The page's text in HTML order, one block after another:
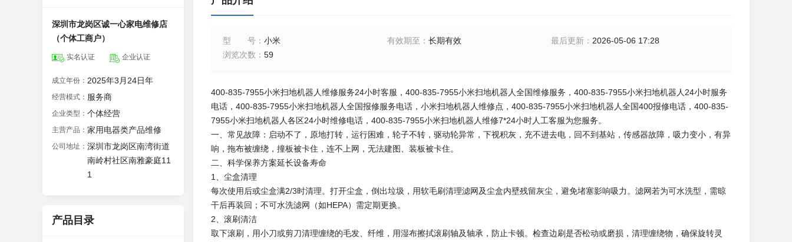
深圳市龙岗区诚一心家电维修店
（个体工商户）
实名认证 企业认证
成立年份： 2025年3月24日年
经营模式： 服务商
企业类型： 个体经营
主营产品： 家用电器类产品维修
公司地址： 深圳市龙岗区南湾街道
南岭村社区南雅豪庭11
1
产品目录
型号 ： 小米 有效期至 ： 长期有效 最后更新 ： 2026-05-06 17:28
浏览次数 ： 59
400-835-7955小米扫地机器人维修服务24小时客服，400-835-7955小米扫地机器人全国维修服务，400-835-7955小米扫地机器人24小时服务
电话，400-835-7955小米扫地机器人全国报修服务电话，小米扫地机器人维修点，400-835-7955小米扫地机器人全国400报修电话，400-835-
7955小米扫地机器人各区24小时维修电话，400-835-7955小米扫地机器人维修7*24小时人工客服为您服务。
一、常见故障：启动不了，原地打转，运行困难，轮子不转，驱动轮异常，下视积灰，充不进去电，回不到基站，传感器故障，吸力变小，有异
响，拖布被缠绕，撞板被卡住，连不上网，无法建图、装板被卡住。
二、科学保养方案延长设备寿命
1、尘盒清理
每次使用后或尘盒满2/3时清理。打开尘盒，倒出垃圾，用软毛刷清理滤网及尘盒内壁残留灰尘，避免堵塞影响吸力。滤网若为可水洗型，需晾
干后再装回；不可水洗滤网（如HEPA）需定期更换。
2、滚刷清洁
取下滚刷，用小刀或剪刀清理缠绕的毛发、纤维，用湿布擦拭滚刷轴及轴承，防止卡顿。检查边刷是否松动或磨损，清理缠绕物，确保旋转灵